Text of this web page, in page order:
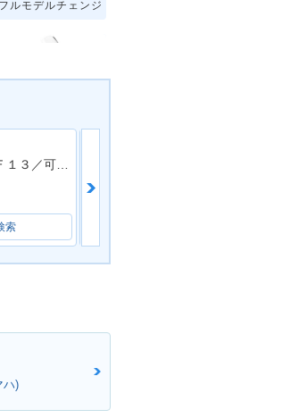
ルモデルチェンジ
MAX
フォルツァ ＭＦ１３／可動式スクリーン／フルＬＥＤ／ＥＴＣ付き／グリップヒーター
索
ハ)